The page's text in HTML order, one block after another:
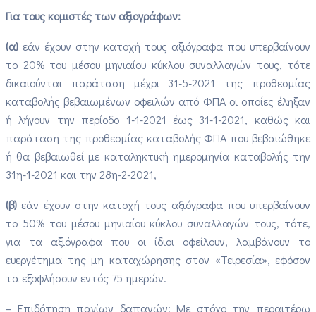
Για τους κομιστές των αξιογράφων:
(α) εάν έχουν στην κατοχή τους αξιόγραφα που υπερβαίνουν
το 20% του μέσου μηνιαίου κύκλου συναλλαγών τους, τότε
δικαιούνται παράταση μέχρι 31-5-2021 της προθεσμίας
καταβολής βεβαιωμένων οφειλών από ΦΠΑ οι οποίες έληξαν
ή λήγουν την περίοδο 1-1-2021 έως 31-1-2021, καθώς και
παράταση της προθεσμίας καταβολής ΦΠΑ που βεβαιώθηκε
ή θα βεβαιωθεί με καταληκτική ημερομηνία καταβολής την
31η-1-2021 και την 28η-2-2021,
(β) εάν έχουν στην κατοχή τους αξιόγραφα που υπερβαίνουν
το 50% του μέσου μηνιαίου κύκλου συναλλαγών τους, τότε,
για τα αξιόγραφα που οι ίδιοι οφείλουν, λαμβάνουν το
ευεργέτημα της μη καταχώρησης στον «Τειρεσία», εφόσον
τα εξοφλήσουν εντός 75 ημερών.
– Επιδότηση παγίων δαπανών: Με στόχο την περαιτέρω